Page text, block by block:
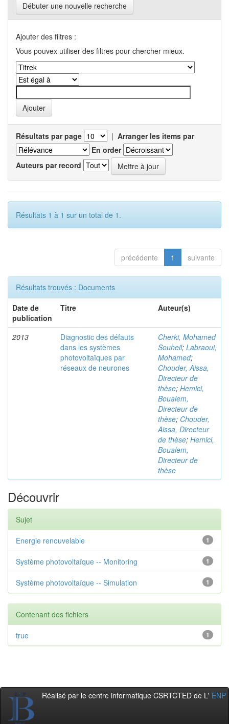
Débuter une nouvelle recherche
Ajouter des filtres :
Vous pouvex utiliser des filtres pour chercher mieux.
Résultats par page | Arranger les items par
En order
Auteurs par record
Résultats 1 à 1 sur un total de 1.
précédente 1 suivante
Résultats trouvés : Documents
Date de
publication
Titre Auteur(s)
2013
Diagnostic des défauts
dans les systèmes
photovoltaïques par
réseaux de neurones
Cherki, Mohamed
Souheil; Labraoui,
Mohamed;
Chouder, Aissa,
Directeur de
thèse; Hemici,
Boualem,
Directeur de
thèse; Chouder,
Aissa, Directeur
de thèse; Hemici,
Boualem,
Directeur de
thèse
Découvrir
Sujet
1
Energie renouvelable
1
Système photovoltaïque -- Monitoring
1
Système photovoltaïque -- Simulation
Contenant des fichiers
1
true
Réalisé par le centre informatique CSRTCTED de L' ENP